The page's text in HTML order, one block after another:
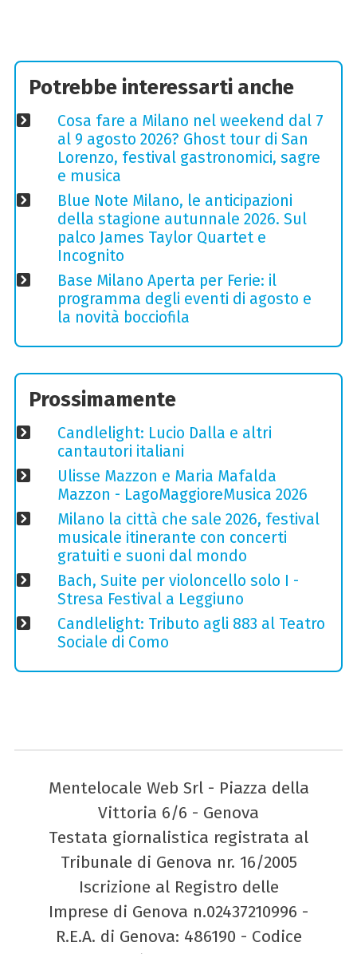
Potrebbe interessarti anche
Cosa fare a Milano nel weekend dal 7
al 9 agosto 2026? Ghost tour di San
Lorenzo, festival gastronomici, sagre
e musica
Blue Note Milano, le anticipazioni
della stagione autunnale 2026. Sul
palco James Taylor Quartet e
Incognito
Base Milano Aperta per Ferie: il
programma degli eventi di agosto e
la novità bocciofila
Prossimamente
Candlelight: Lucio Dalla e altri
cantautori italiani
Ulisse Mazzon e Maria Mafalda
Mazzon - LagoMaggioreMusica 2026
Milano la città che sale 2026, festival
musicale itinerante con concerti
gratuiti e suoni dal mondo
Bach, Suite per violoncello solo I -
Stresa Festival a Leggiuno
Candlelight: Tributo agli 883 al Teatro
Sociale di Como
Mentelocale Web Srl - Piazza della
Vittoria 6/6 - Genova
Testata giornalistica registrata al
Tribunale di Genova nr. 16/2005
Iscrizione al Registro delle
Imprese di Genova n.02437210996 -
R.E.A. di Genova: 486190 - Codice